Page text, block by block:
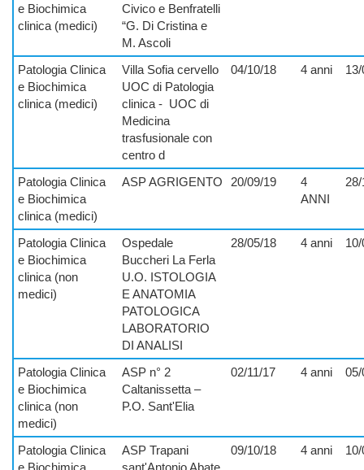
e Biochimica
clinica (medici)
Civico e Benfratelli
“G. Di Cristina e
M. Ascoli
Patologia Clinica
e Biochimica
clinica (medici)
Villa Sofia cervello
UOC di Patologia
clinica - UOC di
Medicina
trasfusionale con
centro d
04/10/18 4 anni
Patologia Clinica
e Biochimica
clinica (medici)
ASP AGRIGENTO 20/09/19
4
ANNI
28/
Patologia Clinica
e Biochimica
clinica (non
medici)
Ospedale
Buccheri La Ferla
U.O. ISTOLOGIA
E ANATOMIA
PATOLOGICA
LABORATORIO
DI ANALISI
28/05/18 4 anni
Patologia Clinica
e Biochimica
clinica (non
medici)
ASP n° 2
Caltanissetta –
P.O. Sant'Elia
02/11/17 4 anni 05/
Patologia Clinica
ASP Trapani
09/10/18 4 anni